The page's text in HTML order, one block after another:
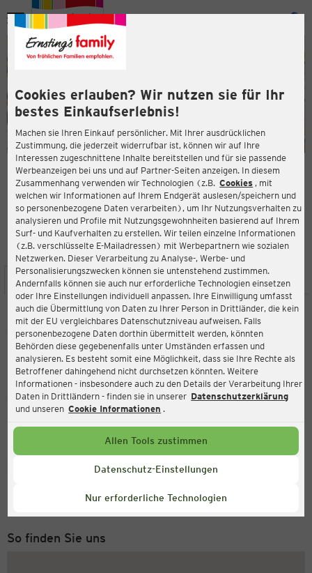
Cookies erlauben? Wir nutzen sie für Ihr
bestes Einkaufserlebnis!
Machen sie Ihren Einkauf persönlicher. Mit Ihrer ausdrücklichen
Zustimmung, die jederzeit widerrufbar ist, können wir auf Ihre
Interessen zugeschnittene Inhalte bereitstellen und für sie passende
Werbeanzeigen bei uns und auf Partner-Seiten anzeigen. In diesem
Zusammenhang verwenden wir Technologien (z.B. Cookies , mit
welchen wir Informationen auf Ihrem Endgerät auslesen/speichern und
so personenbezogene Daten verarbeiten), um Ihr Nutzungsverhalten zu
analysieren und Profile mit Nutzungsgewohnheiten basierend auf Ihrem
Surf- und Kaufverhalten zu erstellen. Wir teilen einzelne Informationen
(z.B. verschlüsselte E-Mailadressen) mit Werbepartnern wie sozialen
Netzwerken. Dieser Verarbeitung zu Analyse-, Werbe- und
Personalisierungszwecken können sie untenstehend zustimmen.
Andernfalls können sie auch nur erforderliche Technologien einsetzen
oder Ihre Einstellungen individuell anpassen. Ihre Einwilligung umfasst
auch die Übermittlung von Daten zu Ihrer Person in Drittländer, die kein
mit der EU vergleichbares Datenschutzniveau aufweisen. Falls
personenbezogene Daten dorthin übermittelt werden, könnten
Behörden diese gegebenenfalls unter Umständen erfassen und
analysieren. Es besteht somit eine Möglichkeit, dass sie Ihre Rechte als
Betroffener dahingehend nicht durchsetzen könnten. Weitere
Informationen - insbesondere auch zu den Details der Verarbeitung Ihrer
Daten in Drittländern - finden sie in unserer Datenschutzerklärung
und unseren Cookie Informationen .
Allen Tools zustimmen
Datenschutz-Einstellungen
Nur erforderliche Technologien
Menü
ERNSTING'S FAMILY FILIALE
Schleswiger Straße 130
24941 Flensburg
4,1
Bewertung:
STANDORT SERVICES SORTIMENT AKTIONEN
Ernsting's family
Schleswiger Straße 130, 24941 Flensburg
Aktuell:
Geöffnet
Service Hotline
Montag bis Freitag 8-18 Uhr
So finden Sie uns